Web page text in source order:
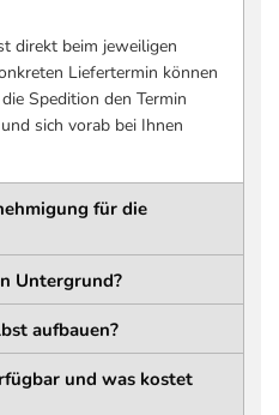
QUERSCHNITT
WANDSTÄRKE
mm inkl.
mm
160 mm (168 mm inkl.
Abdeckung) mm
direkt beim jeweiligen
Liefertermin können
Spedition den Termin
sich vorab bei Ihnen
für die
Untergrund?
aufbauen?
und was kostet